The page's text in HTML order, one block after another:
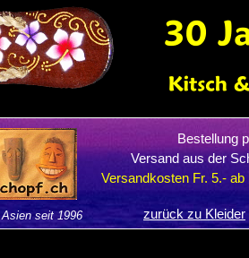
Bestellung
Versand aus der
Versandkosten Fr. 5.-
seit 1996 zurück zu Kleider